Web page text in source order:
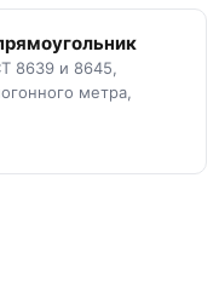
8639 и 8645,
метра,